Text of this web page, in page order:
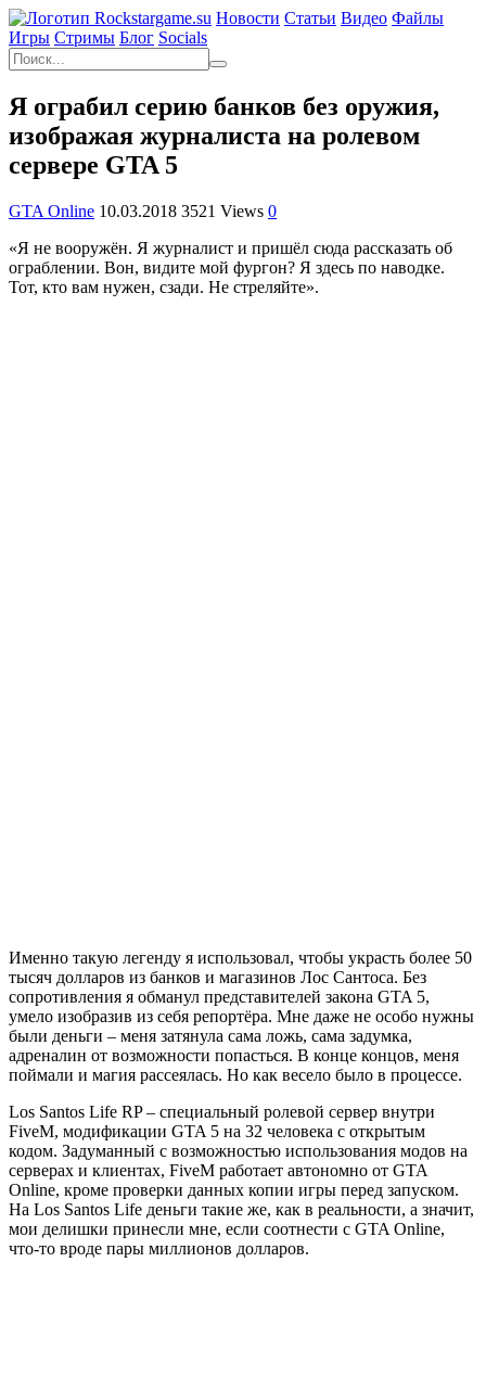
Новости Статьи Видео Файлы
Игры Cтримы Блог Socials
Я ограбил серию банков без оружия,
изображая журналиста на ролевом
сервере GTA 5
GTA Online 10.03.2018 3521 Views 0
«Я не вооружён. Я журналист и пришёл сюда рассказать об
ограблении. Вон, видите мой фургон? Я здесь по наводке.
Тот, кто вам нужен, сзади. Не стреляйте».
Именно такую легенду я использовал, чтобы украсть более 50
тысяч долларов из банков и магазинов Лос Сантоса. Без
сопротивления я обманул представителей закона GTA 5,
умело изобразив из себя репортёра. Мне даже не особо нужны
были деньги – меня затянула сама ложь, сама задумка,
адреналин от возможности попасться. В конце концов, меня
поймали и магия рассеялась. Но как весело было в процессе.
Los Santos Life RP – специальный ролевой сервер внутри
FiveM, модификации GTA 5 на 32 человека с открытым
кодом. Задуманный с возможностью использования модов на
серверах и клиентах, FiveM работает автономно от GTA
Online, кроме проверки данных копии игры перед запуском.
На Los Santos Life деньги такие же, как в реальности, а значит,
мои делишки принесли мне, если соотнести с GTA Online,
что-то вроде пары миллионов долларов.